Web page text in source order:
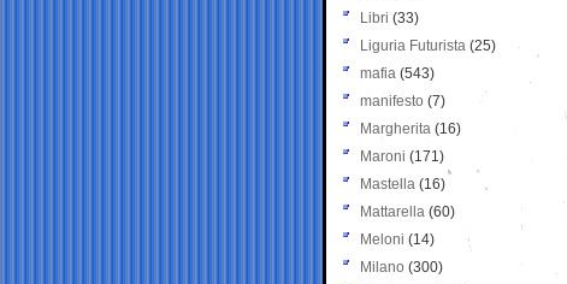
Libri (33)
Liguria Futurista (25)
mafia (543)
manifesto (7)
Margherita (16)
Maroni (171)
Mastella (16)
Mattarella (60)
Meloni (14)
Milano (300)